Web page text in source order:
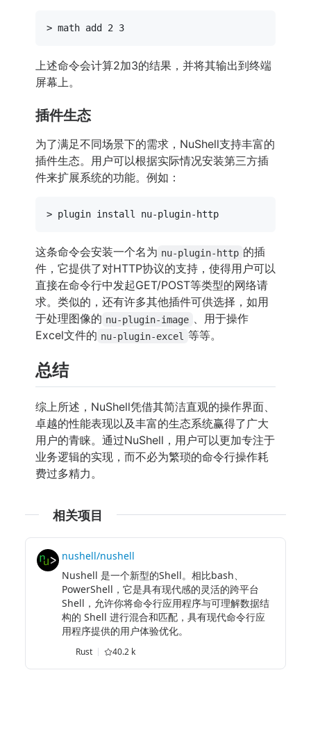
上述命令会计算2加3的结果，并将其输出到终端
屏幕上。
插件生态
为了满足不同场景下的需求，NuShell支持丰富的
插件生态。用户可以根据实际情况安装第三方插
件来扩展系统的功能。例如：
这条命令会安装一个名为 nu-plugin-http 的插
件，它提供了对HTTP协议的支持，使得用户可以
直接在命令行中发起GET/POST等类型的网络请
求。类似的，还有许多其他插件可供选择，如用
于处理图像的 nu-plugin-image 、用于操作
Excel文件的 nu-plugin-excel 等等。
总结
综上所述，NuShell凭借其简洁直观的操作界面、
卓越的性能表现以及丰富的生态系统赢得了广大
用户的青睐。通过NuShell，用户可以更加专注于
业务逻辑的实现，而不必为繁琐的命令行操作耗
费过多精力。
相关项目
nushell/nushell
Nushell 是一个新型的Shell。相比bash、
PowerShell，它是具有现代感的灵活的跨平台
Shell，允许你将命令行应用程序与可理解数据结
构的 Shell 进行混合和匹配，具有现代命令行应
用程序提供的用户体验优化。
Rust 40.2 k